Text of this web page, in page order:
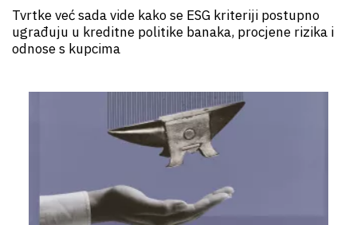
Tvrtke već sada vide kako se ESG kriteriji postupno
ugrađuju u kreditne politike banaka, procjene rizika i
odnose s kupcima